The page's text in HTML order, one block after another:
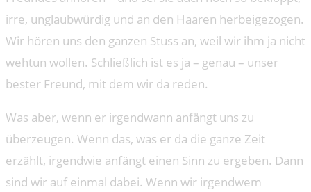
irre, unglaubwürdig und an den Haaren herbeigezogen.
Wir hören uns den ganzen Stuss an, weil wir ihm ja nicht
wehtun wollen. Schließlich ist es ja – genau – unser
bester Freund, mit dem wir da reden.
Was aber, wenn er irgendwann anfängt uns zu
überzeugen. Wenn das, was er da die ganze Zeit
erzählt, irgendwie anfängt einen Sinn zu ergeben. Dann
sind wir auf einmal dabei. Wenn wir irgendwem